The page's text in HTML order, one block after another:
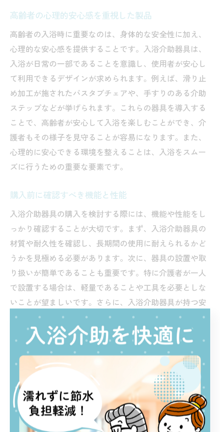
高齢者の心理的安心感を重視した製品
高齢者の入浴時に重要なのは、身体的な安全性に加え、
心理的な安心感を提供することです。入浴介助器具は、
入浴が日常の一部であることを意識し、使用者が安心し
て利用できるデザインが求められます。例えば、滑り止
め加工が施されたバスタブチェアや、手すりのある介助
ステップなどが挙げられます。これらの器具を導入する
ことで、高齢者が安心して入浴を楽しむことができ、介
護者もその様子を見守ることが容易になります。また、
心理的に安心できる環境を整えることは、入浴をスムー
ズに行うための重要な要素です。
購入前に確認すべき機能と性能
入浴介助器具の購入を検討する際には、機能や性能をし
っかり確認することが大切です。まず、入浴介助器具の
材質や耐久性を確認し、長期間の使用に耐えられるかど
うかを見極める必要があります。次に、器具の設置や取
り扱いが簡単であることも重要です。特に介護者が一人
で設置する場合は、軽量であることや工具を必要としな
いことが望ましいです。さらに、入浴介助器具が持つ安
全機能、例えば温度調整機能や転倒防止機能も考慮すべ
きポイントです。これらを総合的に評価し、高齢者や介
護者にとって最適な製品を選ぶことが、安心で快適な入
浴体験に繋がります。
介護者必見！入浴介助器具で負担
軽減と安心感を実現